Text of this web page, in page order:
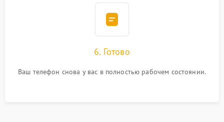
6. Готово
Ваш телефон снова у вас в полностью рабочем состоянии.